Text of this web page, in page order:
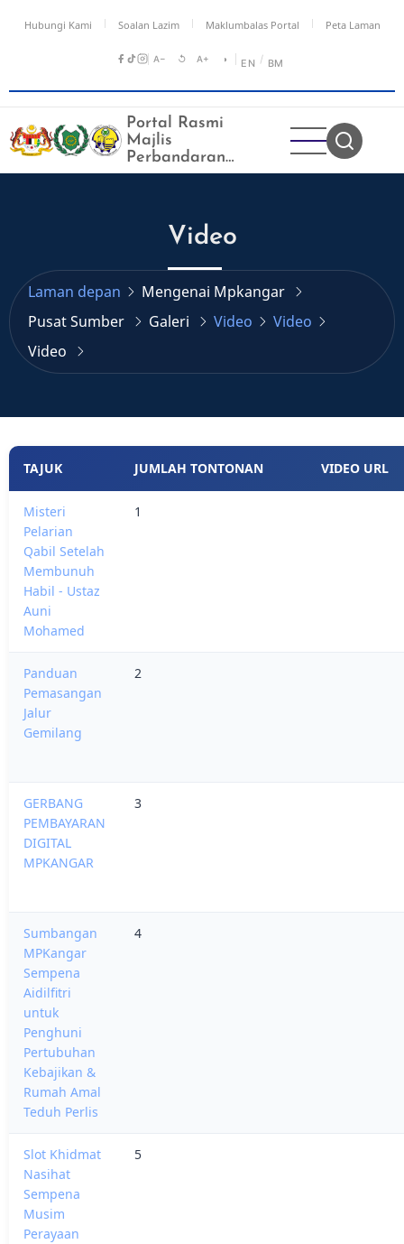
Hubungi Kami Soalan Lazim Maklumbalas Portal Peta Laman
A− ↺ A+ ◑ EN / BM
Portal Rasmi
Majlis
Perbandaran
Kangar
Video
Laman depan
Mengenai Mpkangar
Pusat Sumber
Galeri Video
Video
Video
TAJUK JUMLAH TONTONAN VIDEO URL
Misteri
Pelarian
Qabil Setelah
Membunuh
Habil - Ustaz
Auni
Mohamed
1
Panduan
Pemasangan
Jalur
Gemilang
2
GERBANG
PEMBAYARAN
DIGITAL
MPKANGAR
3
Sumbangan
MPKangar
Sempena
Aidilfitri
untuk
Penghuni
Pertubuhan
Kebajikan &
Rumah Amal
Teduh Perlis
4
Slot Khidmat
Nasihat
Sempena
Musim
Perayaan
5